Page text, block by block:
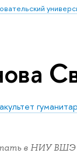
в НИУ ВШЭ